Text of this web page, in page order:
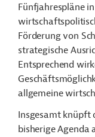
Fünfjahrespläne
Förderung von
strategische
Entsprechend
allgemeine
Insgesamt knüpft
bisherige Agenda